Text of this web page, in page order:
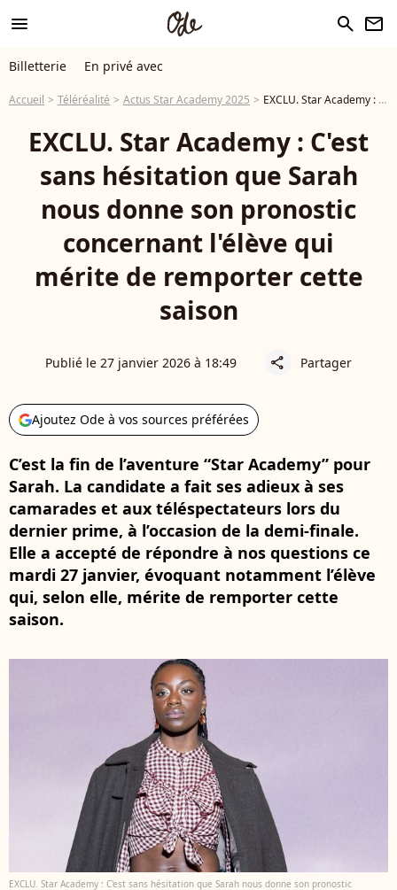
menu search newsletter
Billetterie En privé avec
Accueil Téléréalité Actus Star Academy 2025 EXCLU. Star Academy : C'est sans hésitation que Sarah nous donne son pronostic concernant l'élève qui mérite de remporter cette saison
EXCLU. Star Academy : C'est
sans hésitation que Sarah
nous donne son pronostic
concernant l'élève qui
mérite de remporter cette
saison
Publié le 27 janvier 2026 à 18:49 share Partager
Ajoutez Ode à vos sources préférées
C’est la fin de l’aventure “Star Academy” pour
Sarah. La candidate a fait ses adieux à ses
camarades et aux téléspectateurs lors du
dernier prime, à l’occasion de la demi-finale.
Elle a accepté de répondre à nos questions ce
mardi 27 janvier, évoquant notamment l’élève
qui, selon elle, mérite de remporter cette
saison.
EXCLU. Star Academy : C'est sans hésitation que Sarah nous donne son pronostic